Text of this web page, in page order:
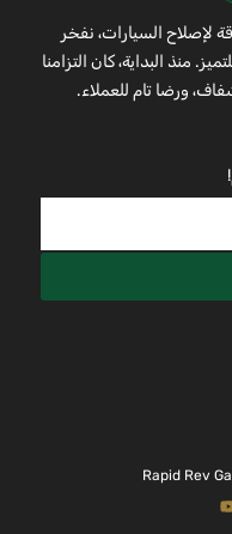
لإصلاح السيارات، نفخر
منذ البداية، كان التزامنا
ورضا تام للعملاء.
Rapid Rev